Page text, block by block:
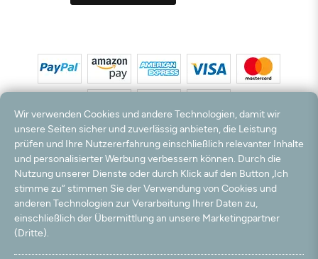
*Alle Preise inkl. MwSt. und zzgl. Versandkosten. **Kostenloser Versand und Rückversand
nur innerhalb Deutschlands und Österreichs.
Hinweis:Wir nutzen Ihre E-Mail Adresse für werbliche Zwecke, die jederzeit widerrufen
werden können. Ihre Daten werden nicht an Dritte weitergegeben.
© 2003 - 2026 Teppichversand24 GmbH / Alle Rechte vorbehalten. powered by
createyourtemplate
Wir verwenden Cookies und andere Technologien, damit wir
unsere Seiten sicher und zuverlässig anbieten, die Leistung
prüfen und Ihre Nutzererfahrung einschließlich relevanter Inhalte
und personalisierter Werbung verbessern können. Durch die
Nutzung unserer Dienste oder durch Klick auf den Button „Ich
stimme zu“ stimmen Sie der Verwendung von Cookies und
anderen Technologien zur Verarbeitung Ihrer Daten zu,
einschließlich der Übermittlung an unsere Marketingpartner
(Dritte).